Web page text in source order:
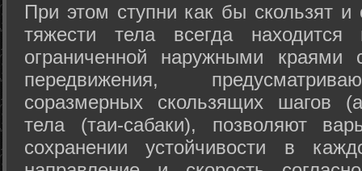
При этом ступни как бы скользят
тяжести тела всегда
ограниченной наружными краями
передвижения,
соразмерных скользящих шагов
тела (таи-сабаки), позволяют
сохранении устойчивости в